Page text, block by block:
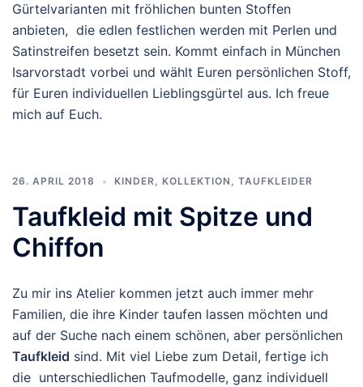
Gürtelvarianten mit fröhlichen bunten Stoffen
anbieten, die edlen festlichen werden mit Perlen und
Satinstreifen besetzt sein. Kommt einfach in München
Isarvorstadt vorbei und wählt Euren persönlichen Stoff,
für Euren individuellen Lieblingsgürtel aus. Ich freue
mich auf Euch.
26. APRIL 2018 KINDER, KOLLEKTION , TAUFKLEIDER
Taufkleid mit Spitze und
Chiffon
Zu mir ins Atelier kommen jetzt auch immer mehr
Familien, die ihre Kinder taufen lassen möchten und
auf der Suche nach einem schönen, aber persönlichen
Taufkleid sind. Mit viel Liebe zum Detail, fertige ich
die unterschiedlichen Taufmodelle, ganz individuell